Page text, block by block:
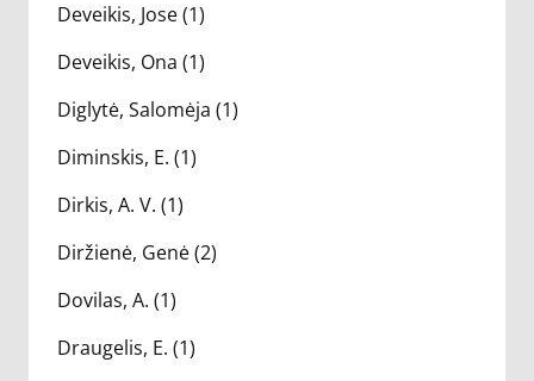
Deveikis, Jose (1)
Deveikis, Ona (1)
Diglytė, Salomėja (1)
Diminskis, E. (1)
Dirkis, A. V. (1)
Diržienė, Genė (2)
Dovilas, A. (1)
Draugelis, E. (1)